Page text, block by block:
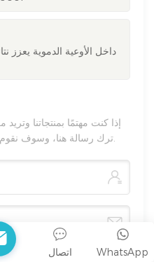
إذا كنت مهتمًا بمنتجاتنا
WhatsApp اتصال